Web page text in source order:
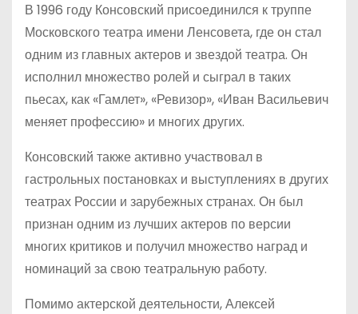
В 1996 году Консовский присоединился к труппе
Московского театра имени Ленсовета, где он стал
одним из главных актеров и звездой театра. Он
исполнил множество ролей и сыграл в таких
пьесах, как «Гамлет», «Ревизор», «Иван Васильевич
меняет профессию» и многих других.
Консовский также активно участвовал в
гастрольных постановках и выступлениях в других
театрах России и зарубежных странах. Он был
признан одним из лучших актеров по версии
многих критиков и получил множество наград и
номинаций за свою театральную работу.
Помимо актерской деятельности, Алексей